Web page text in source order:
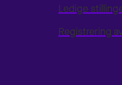
Ledige
Registrering